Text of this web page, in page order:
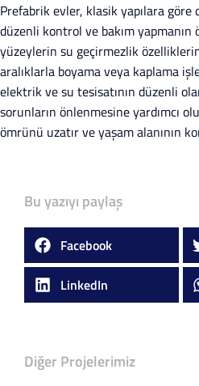
Prefabrik evler, klasik yapılara göre
düzenli kontrol ve bakım yapmanın
yüzeylerin su geçirmezlik
aralıklarla boyama veya kaplama
elektrik ve su tesisatının düzenli
sorunların önlenmesine yardımcı
ömrünü uzatır ve yaşam alanının
Bu yazıyı paylaş
Facebook
LinkedIn
Diğer Projelerimiz